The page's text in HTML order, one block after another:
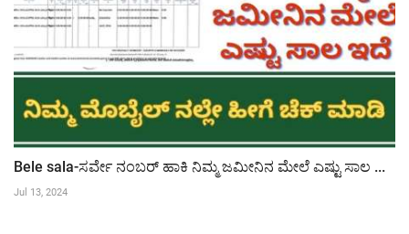
Bele sala-ಸರ್ವೇ ನಂಬರ್ ಹಾಕಿ ನಿಮ್ಮ ಜಮೀನಿನ ಮೇಲೆ ಎಷ್ಟು ಸಾಲ ...
Jul 13, 2024